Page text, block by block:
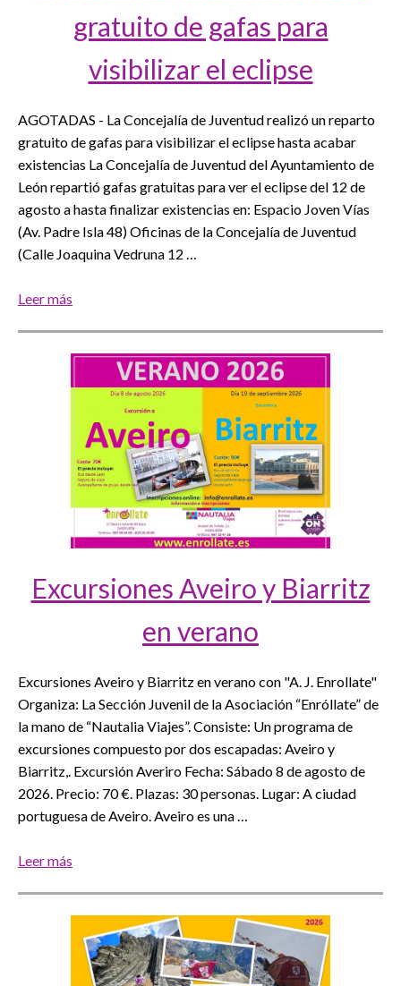
gratuito de gafas para
visibilizar el eclipse
AGOTADAS - La Concejalía de Juventud realizó un reparto
gratuito de gafas para visibilizar el eclipse hasta acabar
existencias La Concejalía de Juventud del Ayuntamiento de
León repartió gafas gratuitas para ver el eclipse del 12 de
agosto a hasta finalizar existencias en: Espacio Joven Vías
(Av. Padre Isla 48) Oficinas de la Concejalía de Juventud
(Calle Joaquina Vedruna 12 …
Leer más
Excursiones Aveiro y Biarritz
en verano
Excursiones Aveiro y Biarritz en verano con "A. J. Enrollate"
Organiza: La Sección Juvenil de la Asociación “Enróllate” de
la mano de “Nautalia Viajes”. Consiste: Un programa de
excursiones compuesto por dos escapadas: Aveiro y
Biarritz,. Excursión Averiro Fecha: Sábado 8 de agosto de
2026. Precio: 70 €. Plazas: 30 personas. Lugar: A ciudad
portuguesa de Aveiro. Aveiro es una …
Leer más